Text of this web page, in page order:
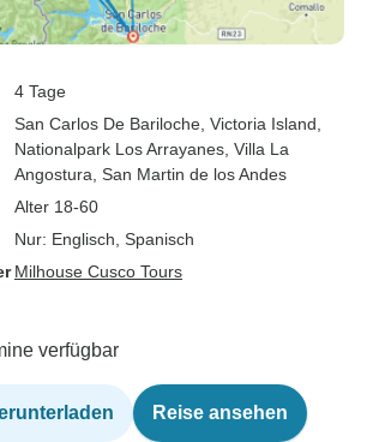
4 Tage
San Carlos De Bariloche , Victoria Island
Nationalpark Los Arrayanes , Villa La
Angostura , San Martin de los Andes
Alter 18-60
Nur: Englisch, Spanisch
Milhouse Cusco Tours
verfügbar
Reise ansehen